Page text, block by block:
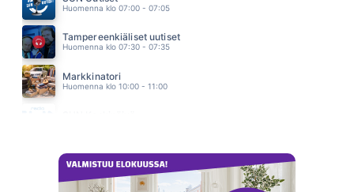
Huomenna klo 07:00 - 07:05
Tampereenkiäliset uutiset
Huomenna klo 07:30 - 07:35
Markkinatori
Huomenna klo 10:00 - 11:00